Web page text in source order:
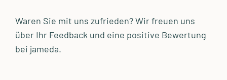
Waren Sie mit uns zufrieden? Wir freuen uns
über Ihr Feedback und eine positive Bewertung
bei jameda.